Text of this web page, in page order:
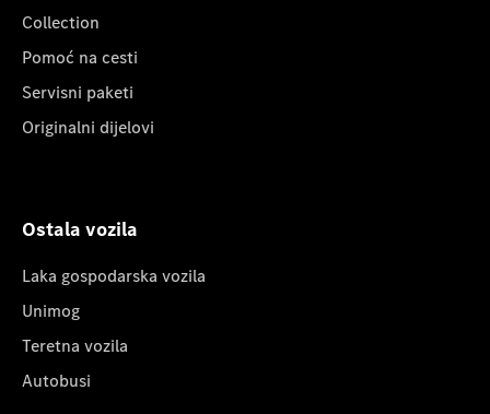
Collection
Pomoć na cesti
Servisni paketi
Originalni dijelovi
Ostala vozila
Laka gospodarska vozila
Unimog
Teretna vozila
Autobusi